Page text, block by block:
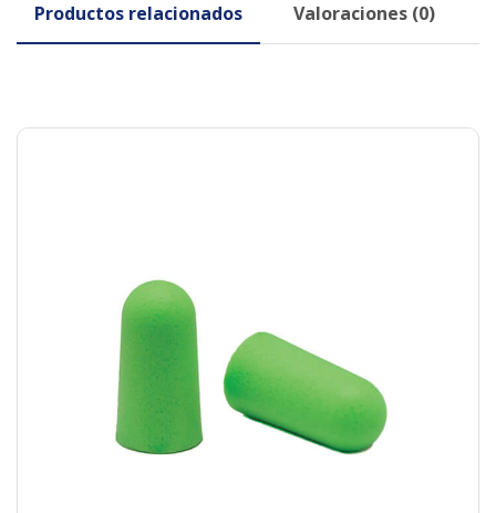
Productos relacionados Valoraciones (0)